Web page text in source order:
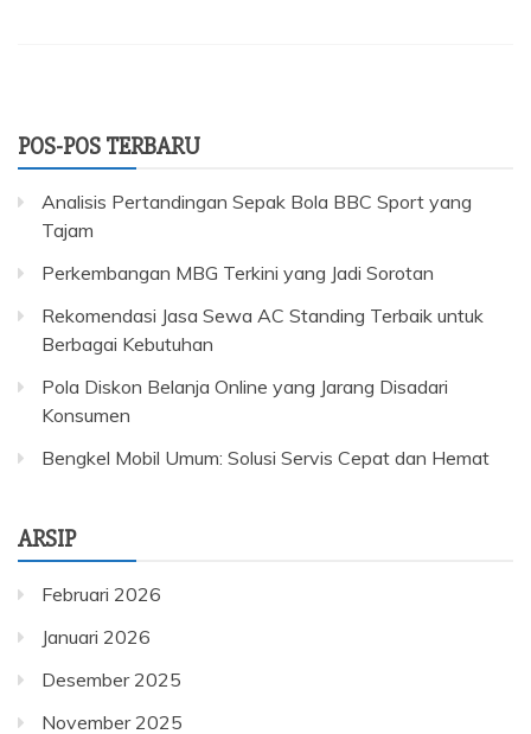
POS-POS TERBARU
Analisis Pertandingan Sepak Bola BBC Sport yang
Tajam
Perkembangan MBG Terkini yang Jadi Sorotan
Rekomendasi Jasa Sewa AC Standing Terbaik untuk
Berbagai Kebutuhan
Pola Diskon Belanja Online yang Jarang Disadari
Konsumen
Bengkel Mobil Umum: Solusi Servis Cepat dan Hemat
ARSIP
Februari 2026
Januari 2026
Desember 2025
November 2025